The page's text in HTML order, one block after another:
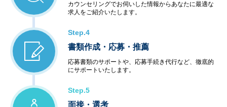
カウンセリングでお伺いした情報からあなたに最適な
求人をご紹介いたします。
Step.4
書類作成・応募・推薦
応募書類のサポートや、応募手続き代行など、徹底的
にサポートいたします。
Step.5
面接・選考